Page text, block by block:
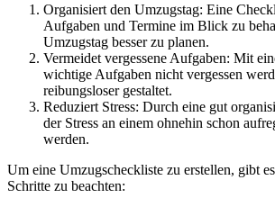
Organisiert den Umzugstag: Eine
Aufgaben und Termine im Blick zu
Umzugstag besser zu planen.
Vermeidet vergessene Aufgaben: Mit
wichtige Aufgaben nicht vergessen
reibungsloser gestaltet.
Reduziert Stress: Durch eine gut
der Stress an einem ohnehin schon
werden.
Um eine Umzugscheckliste zu erstellen, gibt
Schritte zu beachten: